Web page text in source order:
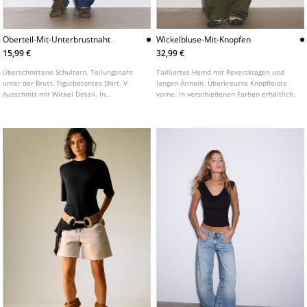
Oberteil-Mit-Unterbrustnaht
15,99 €
Überschnittene Schultern. Teilungsnaht
unter der Brust. Figurbetontes Shirt. V
Ausschnitt mit Wickel Detail. In
Wickelbluse-Mit-Knopfen
32,99 €
Tailliertes Hemd mit Reverskragen und
langen Ärmeln. Überkreuzte Knopfleiste
vorne. In verschiedenen Farben erhältlich.